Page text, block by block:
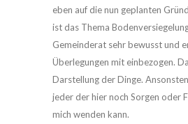
eben auf die nun geplanten
ist das Thema
Gemeinderat sehr bewusst und
Überlegungen mit einbezogen.
Darstellung der Dinge.
jeder der hier noch Sorgen oder
mich wenden kann.